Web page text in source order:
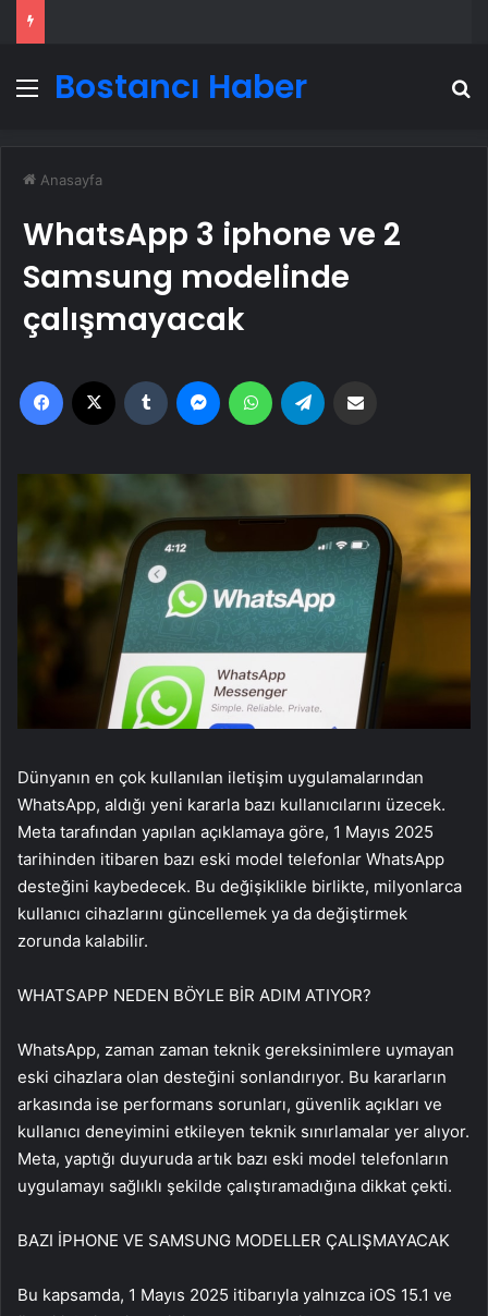
Menü
Bostancı Haber
Anasayfa
WhatsApp 3 iphone ve 2
Samsung modelinde
çalışmayacak
Facebook Tumblr MessengerWhatsApp
Dünyanın en çok kullanılan iletişim uygulamalarından
WhatsApp, aldığı yeni kararla bazı kullanıcılarını üzecek.
Meta tarafından yapılan açıklamaya göre, 1 Mayıs 2025
tarihinden itibaren bazı eski model telefonlar WhatsApp
desteğini kaybedecek. Bu değişiklikle birlikte, milyonlarca
kullanıcı cihazlarını güncellemek ya da değiştirmek
zorunda kalabilir.
WHATSAPP NEDEN BÖYLE BİR ADIM ATIYOR?
WhatsApp, zaman zaman teknik gereksinimlere uymayan
eski cihazlara olan desteğini sonlandırıyor. Bu kararların
arkasında ise performans sorunları, güvenlik açıkları ve
kullanıcı deneyimini etkileyen teknik sınırlamalar yer alıyor.
Meta, yaptığı duyuruda artık bazı eski model telefonların
uygulamayı sağlıklı şekilde çalıştıramadığına dikkat çekti.
BAZI İPHONE VE SAMSUNG MODELLER ÇALIŞMAYACAK
Bu kapsamda, 1 Mayıs 2025 itibarıyla yalnızca iOS 15.1 ve